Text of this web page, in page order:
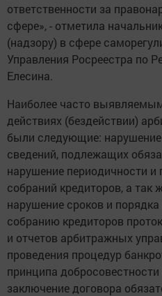
ответственности за
сфере», - отметила
(надзору) в сфере
Управления Росреестра по
Елесина.
Наиболее часто
действиях (бездействии)
были следующие: нарушение
сведений, подлежащих
нарушение периодичности и
собраний кредиторов, а так
нарушение сроков и
собранию кредиторов
и отчетов арбитражных
проведения процедур
принципа
заключение договора